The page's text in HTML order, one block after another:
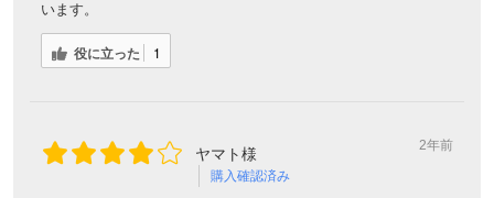
います。
役に立った 1
ヤマト様
購入確認済み
2年前